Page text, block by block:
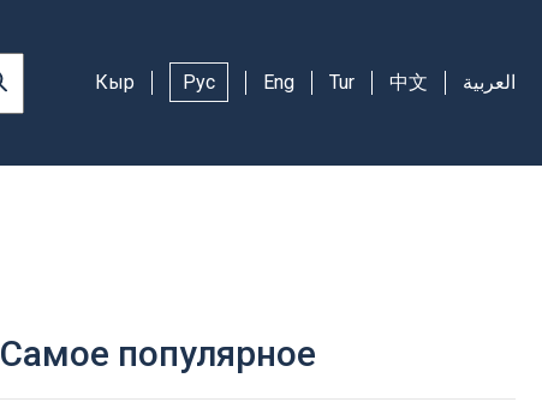
Кыр Рус Eng Tur 中文 العربية
Самое популярное